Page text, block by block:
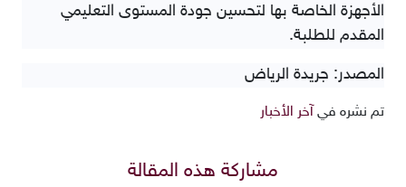
الأجهزة الخاصة بها لتحسين جودة المستوى التعليمي
المقدم للطلبة.
المصدر: جريدة الرياض
تم نشره في آخر الأخبار
مشاركة هذه المقالة